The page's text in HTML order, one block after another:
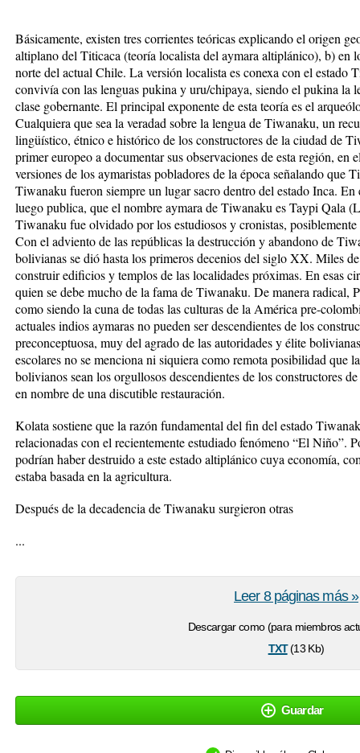
Básicamente, existen tres corrientes teóricas explicando el origen
altiplano del Titicaca (teoría localista del aymara altiplánico), b) en
norte del actual Chile. La versión localista es conexa con el estado
convivía con las lenguas pukina y uru/chipaya, siendo el pukina la
clase gobernante. El principal exponente de esta teoría es el
Cualquiera que sea la veradad sobre la lengua de Tiwanaku, un
lingüístico, étnico e histórico de los constructores de la ciudad de
primer europeo a documentar sus observaciones de esta región,
versiones de los aymaristas pobladores de la época señalando que
Tiwanaku fueron siempre un lugar sacro dentro del estado Inca.
luego publica, que el nombre aymara de Tiwanaku es Taypi Qala
Tiwanaku fue olvidado por los estudiosos y cronistas,
Con el adviento de las repúblicas la destrucción y abandono de
bolivianas se dió hasta los primeros decenios del siglo XX. Miles
construir edificios y templos de las localidades próximas. En esas
quien se debe mucho de la fama de Tiwanaku. De manera radical,
como siendo la cuna de todas las culturas de la América pre-
actuales indios aymaras no pueden ser descendientes de los
preconceptuosa, muy del agrado de las autoridades y élite
escolares no se menciona ni siquiera como remota posibilidad que
bolivianos sean los orgullosos descendientes de los constructores
en nombre de una discutible restauración.
Kolata sostiene que la razón fundamental del fin del estado
relacionadas con el recientemente estudiado fenómeno “El Niño”.
podrían haber destruido a este estado altiplánico cuya economía,
estaba basada en la agricultura.
Después de la decadencia de Tiwanaku surgieron otras
...
Descargar como (para miembros
txt(13 Kb)
Leer 8 páginas más »
Guardar